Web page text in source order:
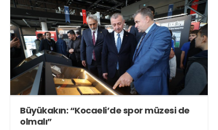
Büyükakın: “Kocaeli’de spor müzesi de
olmalı”